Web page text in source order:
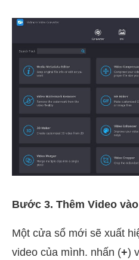
Bước 3. Thêm Video
Một cửa sổ mới sẽ xuất
video của mình. nhấn (+)